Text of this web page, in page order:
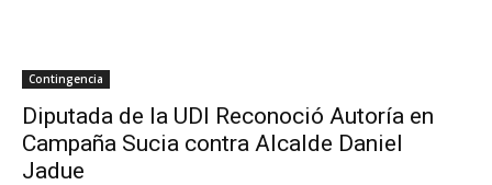
Contingencia
Diputada de la UDI Reconoció Autoría en
Campaña Sucia contra Alcalde Daniel
Jadue